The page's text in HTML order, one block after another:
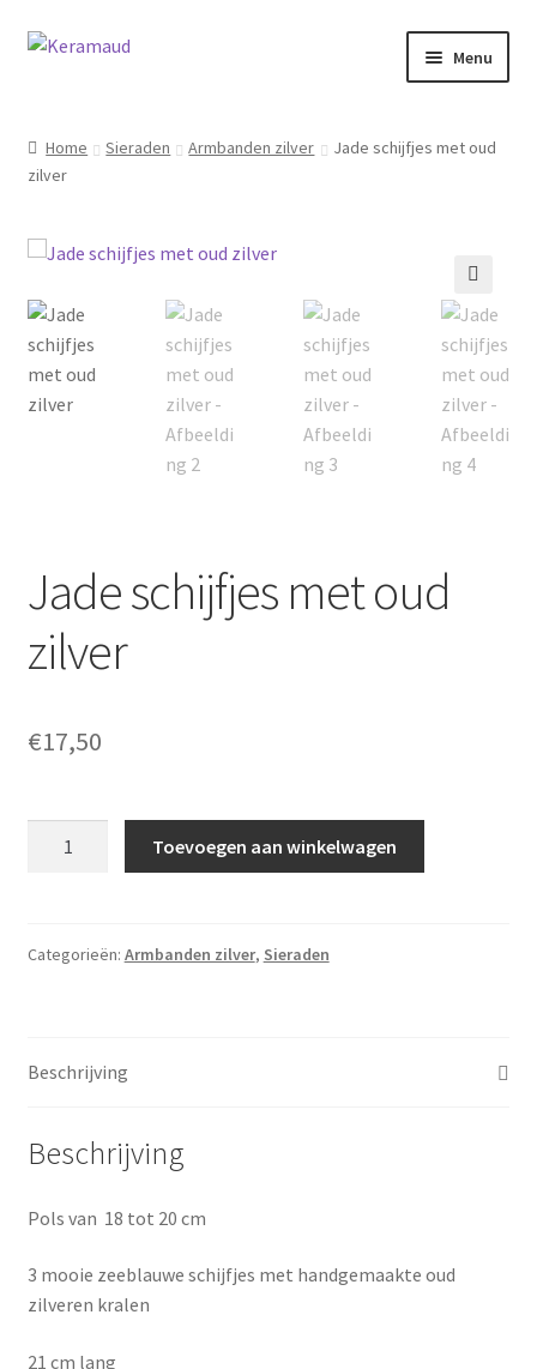
Ga
Ga
Menu
Over mij
Nieuws
Informatie
Contact
Home Sieraden Armbanden zilver
Jade schijfjes met oud
zilver
🔍
Jade schijfjes met oud
zilver
€17,50
zilver
Toevoegen aan winkelwagen
Categorieën: Armbanden zilver, Sieraden
Beschrijving
Beschrijving
Pols van 18 tot 20 cm
3 mooie zeeblauwe schijfjes met handgemaakte oud
zilveren kralen
21 cm lang